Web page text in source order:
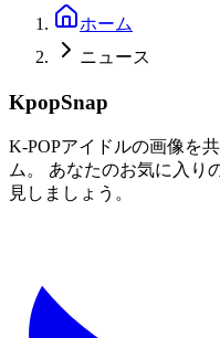
ホーム
ニュース
KpopSnap
K-POPアイドルの画像を
ム。 あなたのお気に入り
見しましょう。